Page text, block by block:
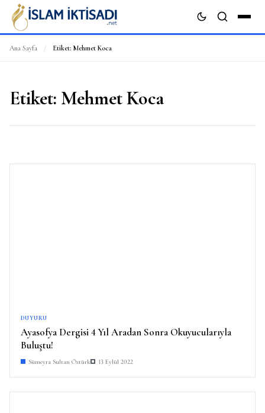
Ana Sayfa / Etiket: Mehmet Koca
Etiket: Mehmet Koca
DUYURU
Ayasofya Dergisi 4 Yıl Aradan Sonra Okuyucularıyla
Buluştu!
Sümeyra Sultan Öztürk 13 Eylül 2022